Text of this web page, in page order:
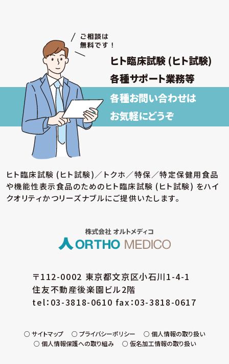
ヒト臨床試験 (ヒト試験)
各種サポート業務等
各種お問い合わせは
お気軽にどうぞ
ヒト臨床試験 (ヒト試験)／トクホ／特保／特定保健用食品
や機能性表示食品のためのヒト臨床試験 (ヒト試験) をハイ
クオリティかつリーズナブルにご提供いたします。
〒112-0002 東京都文京区小石川1-4-1
住友不動産後楽園ビル2階
tel：03-3818-0610 fax：03-3818-0617
サイトマップ プライバシーポリシー
個人情報の取り扱い
個人情報保護への取り組み
仮名加工情報の取り扱い